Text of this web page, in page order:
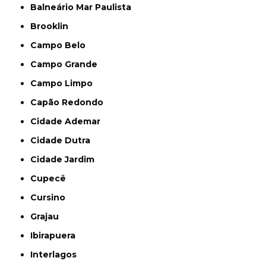
Balneário Mar Paulista
Brooklin
Campo Belo
Campo Grande
Campo Limpo
Capão Redondo
Cidade Ademar
Cidade Dutra
Cidade Jardim
Cupecê
Cursino
Grajau
Ibirapuera
Interlagos